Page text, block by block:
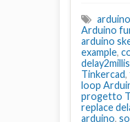
Arduino
arduino
example,
Tinkercad,
loop
progetto
replace
arduino,